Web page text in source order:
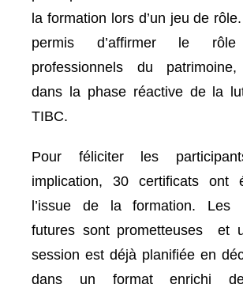
la formation lors d’un jeu de
permis d’affirmer le
professionnels du patrimoine,
dans la phase réactive de la
TIBC.
Pour féliciter les
implication, 30 certificats ont
l’issue de la formation. Les
futures sont prometteuses et
session est déjà planifiée en
dans un format enrichi